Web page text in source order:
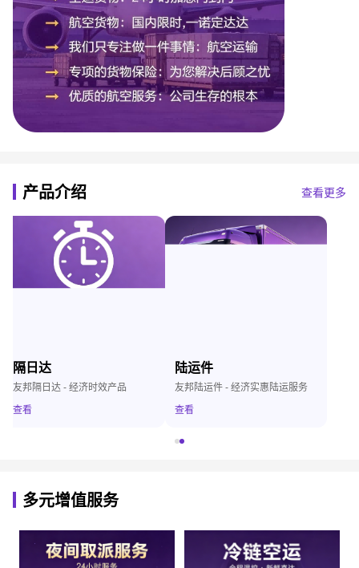
产品介绍 查看更多
隔日达
友邦隔日达 - 经济时效产品
查看
陆运件
友邦陆运件 - 经济实惠陆运服务
查看
多元增值服务